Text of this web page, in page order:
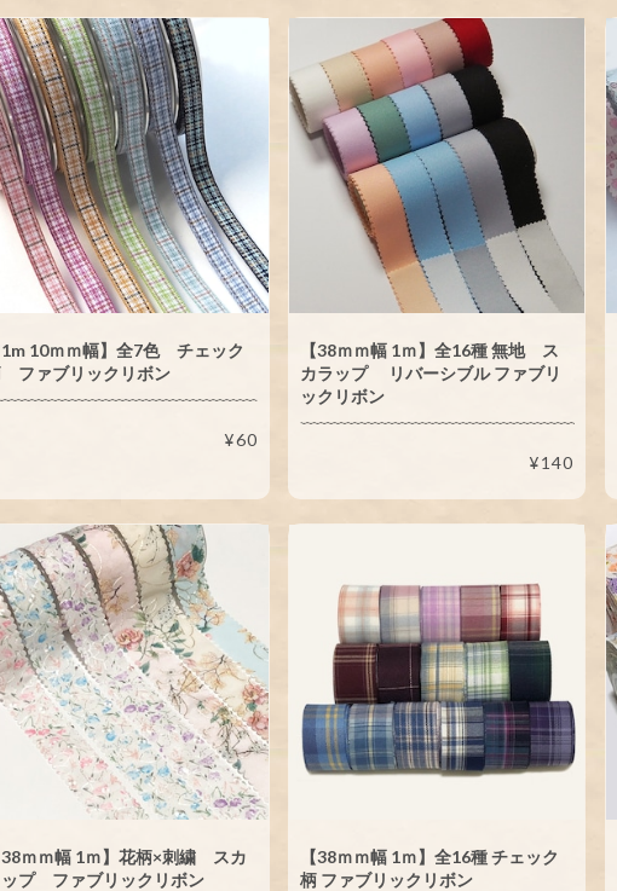
10ｍｍ幅】全7色 チェック
ファブリックリボン
¥60
【38ｍｍ幅 1ｍ】全16種 無地 ス
カラップ リバーシブル ファブリ
ックリボン
¥140
ｍｍ幅 1ｍ】花柄×刺繍 スカ
プ ファブリックリボン
【38ｍｍ幅 1ｍ】全16種 チェック
柄 ファブリックリボン